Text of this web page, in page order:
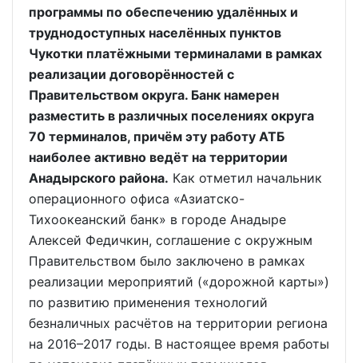
программы по обеспечению удалённых и
труднодоступных населённых пунктов
Чукотки платёжными терминалами в рамках
реализации договорённостей с
Правительством округа. Банк намерен
разместить в различных поселениях округа
70 терминалов, причём эту работу АТБ
наиболее активно ведёт на территории
Анадырского района. Как отметил начальник
операционного офиса «Азиатско-
Тихоокеанский банк» в городе Анадыре
Алексей Федичкин, соглашение с окружным
Правительством было заключено в рамках
реализации мероприятий («дорожной карты»)
по развитию применения технологий
безналичных расчётов на территории региона
на 2016–2017 годы. В настоящее время работы